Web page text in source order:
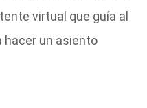
virtual que guía al
hacer un asiento